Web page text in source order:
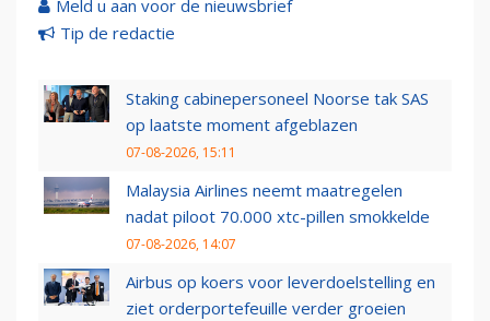
Meld u aan voor de nieuwsbrief
Tip de redactie
Staking cabinepersoneel Noorse tak SAS
op laatste moment afgeblazen
07-08-2026, 15:11
Malaysia Airlines neemt maatregelen
nadat piloot 70.000 xtc-pillen smokkelde
07-08-2026, 14:07
Airbus op koers voor leverdoelstelling en
ziet orderportefeuille verder groeien